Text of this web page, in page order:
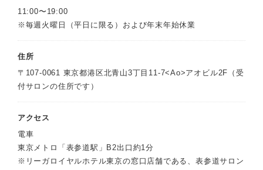
11:00〜19:00
※毎週火曜日（平日に限る）および年末年始休業
住所
〒107-0061 東京都港区北青山3丁目11-7<Ao>アオビル2F（受
付サロンの住所です）
アクセス
電車
東京メトロ「表参道駅」B2出口約1分
※リーガロイヤルホテル東京の窓口店舗である、表参道サロン